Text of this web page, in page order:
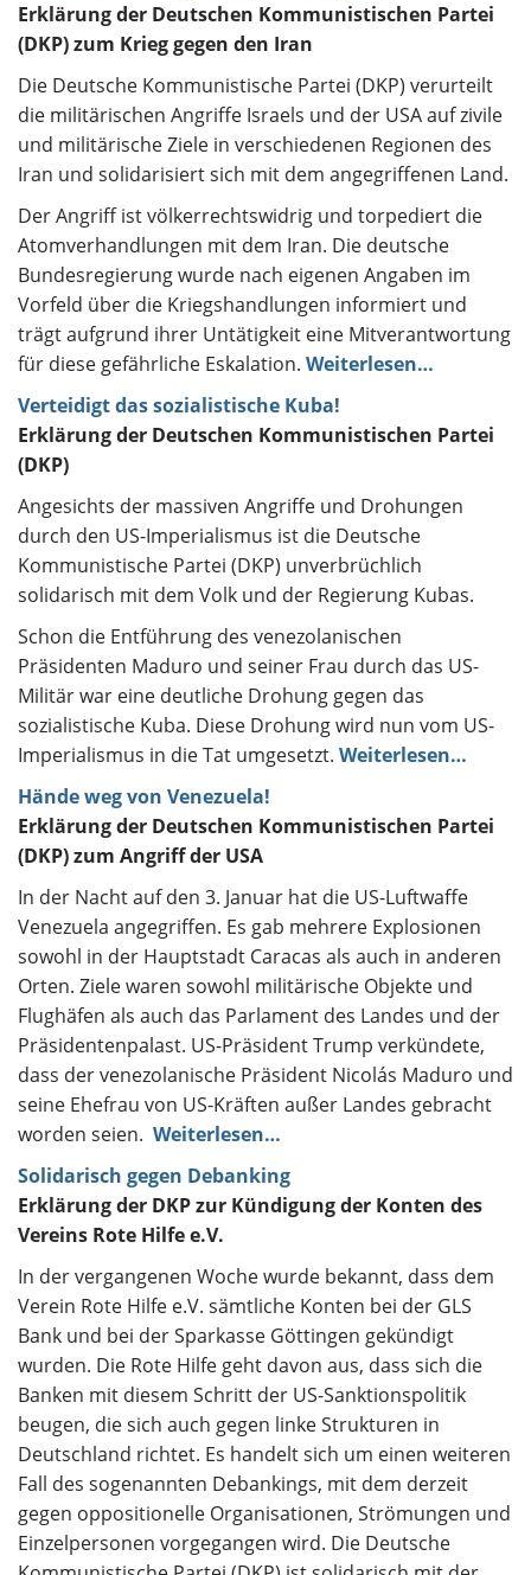
Erklärung der Deutschen Kommunistischen Partei
(DKP) zum Krieg gegen den Iran
Die Deutsche Kommunistische Partei (DKP) verurteilt
die militärischen Angriffe Israels und der USA auf zivile
und militärische Ziele in verschiedenen Regionen des
Iran und solidarisiert sich mit dem angegriffenen Land.
Der Angriff ist völkerrechtswidrig und torpediert die
Atomverhandlungen mit dem Iran. Die deutsche
Bundesregierung wurde nach eigenen Angaben im
Vorfeld über die Kriegshandlungen informiert und
trägt aufgrund ihrer Untätigkeit eine Mitverantwortung
für diese gefährliche Eskalation. Weiterlesen…
Verteidigt das sozialistische Kuba!
Erklärung der Deutschen Kommunistischen Partei
(DKP)
Angesichts der massiven Angriffe und Drohungen
durch den US-Imperialismus ist die Deutsche
Kommunistische Partei (DKP) unverbrüchlich
solidarisch mit dem Volk und der Regierung Kubas.
Schon die Entführung des venezolanischen
Präsidenten Maduro und seiner Frau durch das US-
Militär war eine deutliche Drohung gegen das
sozialistische Kuba. Diese Drohung wird nun vom US-
Imperialismus in die Tat umgesetzt. Weiterlesen…
Hände weg von Venezuela!
Erklärung der Deutschen Kommunistischen Partei
(DKP) zum Angriff der USA
In der Nacht auf den 3. Januar hat die US-Luftwaffe
Venezuela angegriffen. Es gab mehrere Explosionen
sowohl in der Hauptstadt Caracas als auch in anderen
Orten. Ziele waren sowohl militärische Objekte und
Flughäfen als auch das Parlament des Landes und der
Präsidentenpalast. US-Präsident Trump verkündete,
dass der venezolanische Präsident Nicolás Maduro und
seine Ehefrau von US-Kräften außer Landes gebracht
worden seien. Weiterlesen…
Solidarisch gegen Debanking
Erklärung der DKP zur Kündigung der Konten des
Vereins Rote Hilfe e.V.
In der vergangenen Woche wurde bekannt, dass dem
Verein Rote Hilfe e.V. sämtliche Konten bei der GLS
Bank und bei der Sparkasse Göttingen gekündigt
wurden. Die Rote Hilfe geht davon aus, dass sich die
Banken mit diesem Schritt der US-Sanktionspolitik
beugen, die sich auch gegen linke Strukturen in
Deutschland richtet. Es handelt sich um einen weiteren
Fall des sogenannten Debankings, mit dem derzeit
gegen oppositionelle Organisationen, Strömungen und
Einzelpersonen vorgegangen wird. Die Deutsche